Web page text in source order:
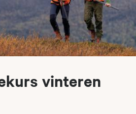
vinteren